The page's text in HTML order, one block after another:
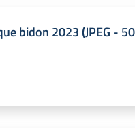
bidon 2023(JPEG -